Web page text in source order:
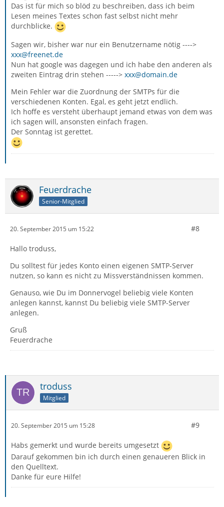
Das ist für mich so blöd zu beschreiben, dass ich beim
Lesen meines Textes schon fast selbst nicht mehr
durchblicke.
Sagen wir, bisher war nur ein Benutzername nötig ---->
xxx@freenet.de
Nun hat google was dagegen und ich habe den anderen als
zweiten Eintrag drin stehen -----> xxx@domain.de
Mein Fehler war die Zuordnung der SMTPs für die
verschiedenen Konten. Egal, es geht jetzt endlich.
Ich hoffe es versteht überhaupt jemand etwas von dem was
ich sagen will, ansonsten einfach fragen.
Der Sonntag ist gerettet.
Feuerdrache
Senior-Mitglied
20. September 2015 um 15:22 #8
Hallo troduss,
Du solltest für jedes Konto einen eigenen SMTP-Server
nutzen, so kann es nicht zu Missverständnissen kommen.
Genauso, wie Du im Donnervogel beliebig viele Konten
anlegen kannst, kannst Du beliebig viele SMTP-Server
anlegen.
Gruß
Feuerdrache
troduss
Mitglied
20. September 2015 um 15:28 #9
Habs gemerkt und wurde bereits umgesetzt
Darauf gekommen bin ich durch einen genaueren Blick in
den Quelltext.
Danke für eure Hilfe!